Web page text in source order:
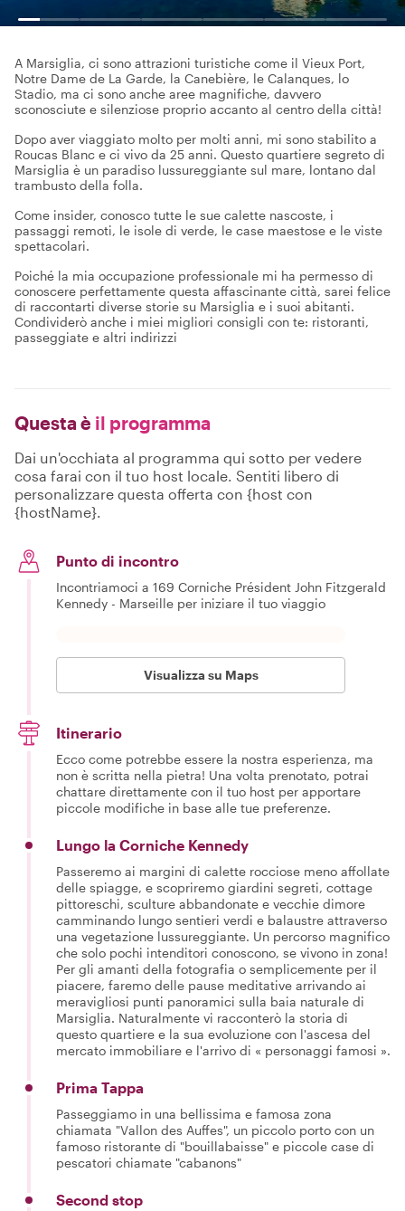
A Marsiglia, ci sono attrazioni turistiche come il Vieux Port,
Notre Dame de La Garde, la Canebière, le Calanques, lo
Stadio, ma ci sono anche aree magnifiche, davvero
sconosciute e silenziose proprio accanto al centro della città!
Dopo aver viaggiato molto per molti anni, mi sono stabilito a
Roucas Blanc e ci vivo da 25 anni. Questo quartiere segreto di
Marsiglia è un paradiso lussureggiante sul mare, lontano dal
trambusto della folla.
Come insider, conosco tutte le sue calette nascoste, i
passaggi remoti, le isole di verde, le case maestose e le viste
spettacolari.
Poiché la mia occupazione professionale mi ha permesso di
conoscere perfettamente questa affascinante città, sarei felice
di raccontarti diverse storie su Marsiglia e i suoi abitanti.
Condividerò anche i miei migliori consigli con te: ristoranti,
passeggiate e altri indirizzi
Questa è il programma
Dai un'occhiata al programma qui sotto per vedere
cosa farai con il tuo host locale. Sentiti libero di
personalizzare questa offerta con {host con
{hostName}.
Punto di incontro
Incontriamoci a 169 Corniche Président John Fitzgerald
Kennedy - Marseille per iniziare il tuo viaggio
Visualizza su Maps
Itinerario
Ecco come potrebbe essere la nostra esperienza, ma
non è scritta nella pietra! Una volta prenotato, potrai
chattare direttamente con il tuo host per apportare
piccole modifiche in base alle tue preferenze.
Lungo la Corniche Kennedy
Passeremo ai margini di calette rocciose meno affollate
delle spiagge, e scopriremo giardini segreti, cottage
pittoreschi, sculture abbandonate e vecchie dimore
camminando lungo sentieri verdi e balaustre attraverso
una vegetazione lussureggiante. Un percorso magnifico
che solo pochi intenditori conoscono, se vivono in zona!
Per gli amanti della fotografia o semplicemente per il
piacere, faremo delle pause meditative arrivando ai
meravigliosi punti panoramici sulla baia naturale di
Marsiglia. Naturalmente vi racconterò la storia di
questo quartiere e la sua evoluzione con l'ascesa del
mercato immobiliare e l'arrivo di « personaggi famosi ».
Prima Tappa
Passeggiamo in una bellissima e famosa zona
chiamata "Vallon des Auffes", un piccolo porto con un
famoso ristorante di "bouillabaisse" e piccole case di
pescatori chiamate "cabanons"
Second stop